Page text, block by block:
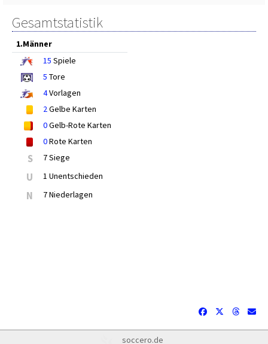
Gesamtstatistik
1.Männer
15 Spiele
5 Tore
4Vorlagen
2 Gelbe Karten
0Gelb-Rote Karten
0Rote Karten
S 7 Siege
U 1 Unentschieden
N 7 Niederlagen
soccero.de